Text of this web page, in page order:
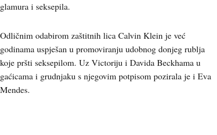
glamura i seksepila.
Odličnim odabirom zaštitnih lica Calvin Klein je već
godinama uspješan u promoviranju udobnog donjeg rublja
koje pršti seksepilom. Uz Victoriju i Davida Beckhama u
gaćicama i grudnjaku s njegovim potpisom pozirala je i Eva
Mendes.